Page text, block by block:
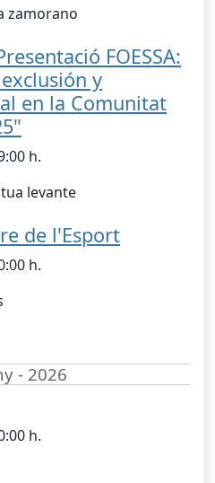
zamorano
FOESSA:
y
en la Comunitat
h.
levante
de l'Esport
h.
- 2026
h.